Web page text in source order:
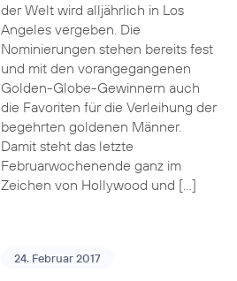
der Welt wird alljährlich in Los
Angeles vergeben. Die
Nominierungen stehen bereits fest
und mit den vorangegangenen
Golden-Globe-Gewinnern auch
die Favoriten für die Verleihung der
begehrten goldenen Männer.
Damit steht das letzte
Februarwochenende ganz im
Zeichen von Hollywood und […]
24. Februar 2017